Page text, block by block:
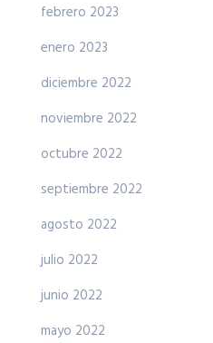
febrero 2023
enero 2023
diciembre 2022
noviembre 2022
octubre 2022
septiembre 2022
agosto 2022
julio 2022
junio 2022
mayo 2022